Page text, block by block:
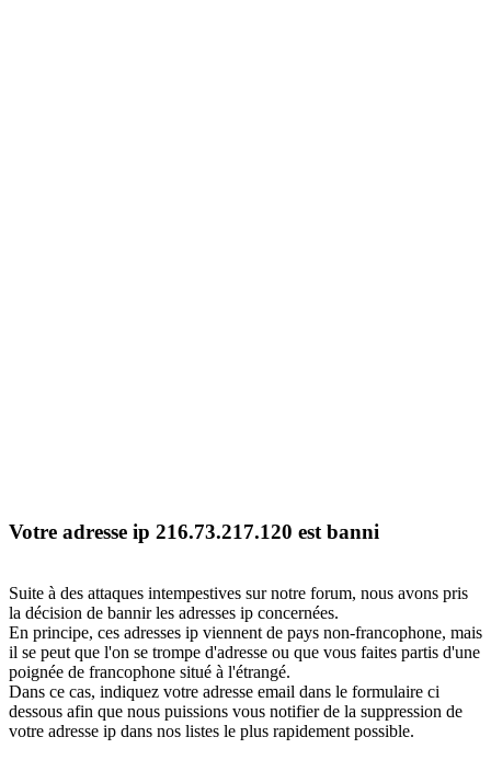
Votre adresse ip 216.73.217.120 est banni
Suite à des attaques intempestives sur notre forum, nous avons pris
la décision de bannir les adresses ip concernées.
En principe, ces adresses ip viennent de pays non-francophone, mais
il se peut que l'on se trompe d'adresse ou que vous faites partis d'une
poignée de francophone situé à l'étrangé.
Dans ce cas, indiquez votre adresse email dans le formulaire ci
dessous afin que nous puissions vous notifier de la suppression de
votre adresse ip dans nos listes le plus rapidement possible.